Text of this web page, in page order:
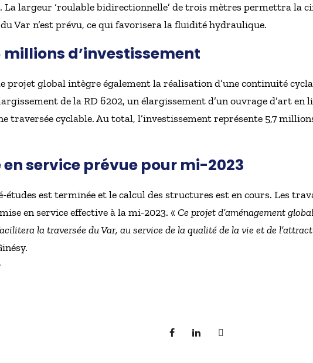
La largeur ‘roulable bidirectionnelle’ de trois mètres permettra la
Var n’est prévu, ce qui favorisera la fluidité hydraulique.
millions d’investissement
projet global intègre également la réalisation d’une continuité
de la RD 6202, un élargissement d’un ouvrage d’art
traversée cyclable. Au total, l’investissement représente 5,7
en service prévue pour mi-2023
études est terminée et le calcul des structures est en cours. Les
en service effective à la mi-2023. « Ce projet d’aménagement
la traversée du Var, au service de la qualité de la vie et de